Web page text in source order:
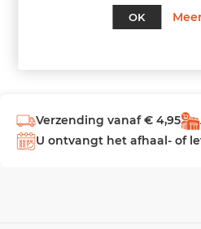
Verzending vanaf € 4,95
U ontvangt het afhaal- of
OK